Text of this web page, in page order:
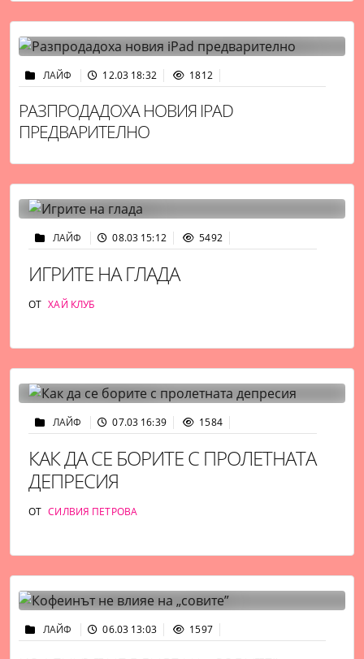
ЛАЙФ 12.03 18:32 1812
РАЗПРОДАДОХА НОВИЯ IPAD
ПРЕДВАРИТЕЛНО
ЛАЙФ 08.03 15:12 5492
ИГРИТЕ НА ГЛАДА
ОТ ХАЙ КЛУБ
ЛАЙФ 07.03 16:39 1584
КАК ДА СЕ БОРИТЕ С ПРОЛЕТНАТА
ДЕПРЕСИЯ
ОТ СИЛВИЯ ПЕТРОВА
ЛАЙФ 06.03 13:03 1597